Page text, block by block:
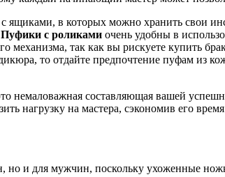
в которых можно хранить свои
Пуфики с роликами очень удобны в
так как вы рискуете купить
то отдайте предпочтение пуфам из
немаловажная составляющая вашей
нагрузку на мастера, сэкономив его
и для мужчин, поскольку ухоженные